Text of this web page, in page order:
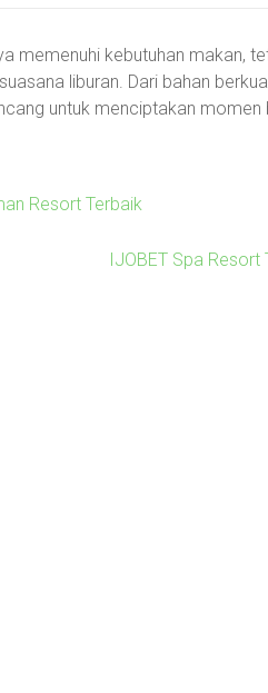
memenuhi kebutuhan makan,
liburan. Dari bahan
untuk menciptakan momen
Resort Terbaik
IJOBET Spa Resort